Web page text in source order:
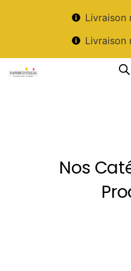
Livraison
Livraison
Nos